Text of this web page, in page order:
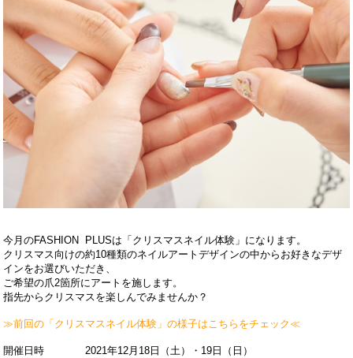
今月のFASHION PLUSは「クリスマスネイル体験」になります。
クリスマス向けの約10種類のネイルアートデザインの中からお好きなデザ
インをお選びいただき、
ご希望の爪2箇所にアートを施します。
指先からクリスマスを楽しんでみませんか？
≫前回の「クリスマスネイル体験」の様子はこちらをチェック≪
開催日時 2021年12月18日（土）・19日（日）